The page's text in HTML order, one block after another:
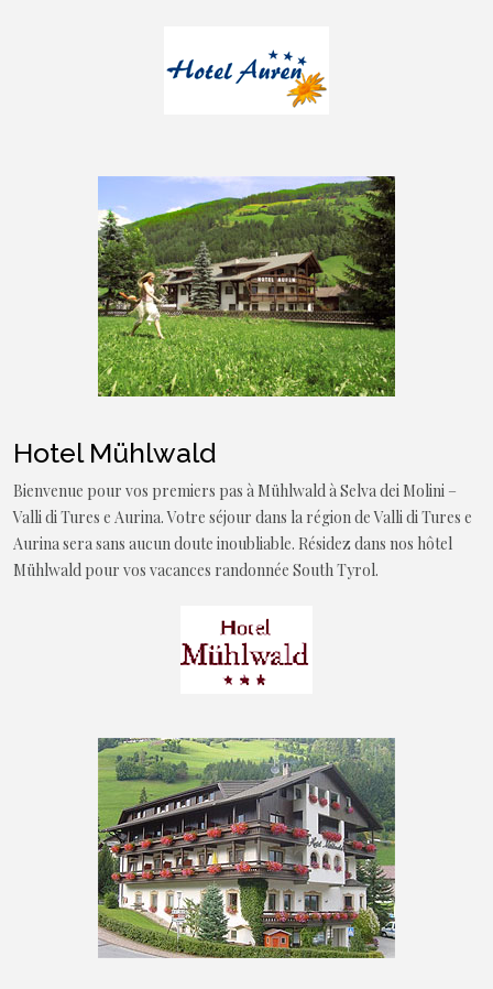
Hotel Mühlwald
Bienvenue pour vos premiers pas à Mühlwald à Selva dei Molini –
Valli di Tures e Aurina. Votre séjour dans la région de Valli di Tures e
Aurina sera sans aucun doute inoubliable. Résidez dans nos hôtel
Mühlwald pour vos vacances randonnée South Tyrol.